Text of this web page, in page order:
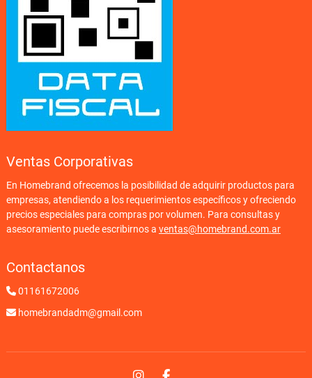
Ventas Corporativas
En Homebrand ofrecemos la posibilidad de adquirir productos para
empresas, atendiendo a los requerimientos específicos y ofreciendo
precios especiales para compras por volumen. Para consultas y
asesoramiento puede escribirnos a ventas@homebrand.com.ar
Contactanos
01161672006
homebrandadm@gmail.com
Instagram
Facebook